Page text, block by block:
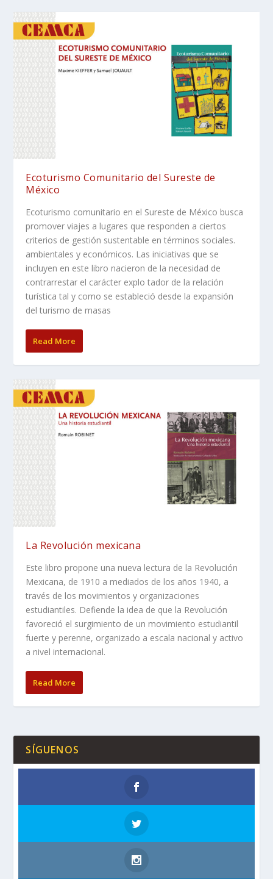
Ecoturismo Comunitario del Sureste de
México
Ecoturismo comunitario en el Sureste de México busca
promover viajes a lugares que responden a ciertos
criterios de gestión sustentable en términos sociales.
ambientales y económicos. Las iniciativas que se
incluyen en este libro nacieron de la necesidad de
contrarrestar el carácter explo tador de la relación
turística tal y como se estableció desde la expansión
del turismo de masas
Read More
La Revolución mexicana
Este libro propone una nueva lectura de la Revolución
Mexicana, de 1910 a mediados de los años 1940, a
través de los movimientos y organizaciones
estudiantiles. Defiende la idea de que la Revolución
favoreció el surgimiento de un movimiento estudiantil
fuerte y perenne, organizado a escala nacional y activo
a nivel internacional.
Read More
SÍGUENOS